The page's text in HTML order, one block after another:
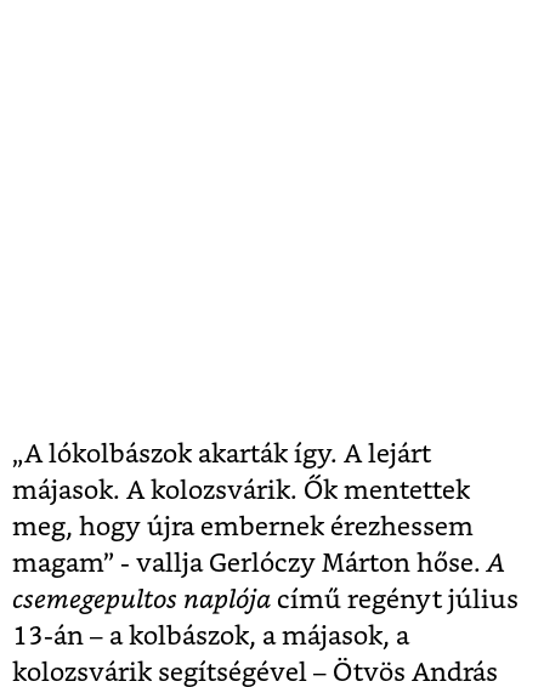
„A lókolbászok akarták így. A lejárt
májasok. A kolozsvárik. Ők mentettek
meg, hogy újra embernek érezhessem
magam” - vallja Gerlóczy Márton hőse. A
csemegepultos naplója című regényt július
13-án – a kolbászok, a májasok, a
kolozsvárik segítségével – Ötvös András